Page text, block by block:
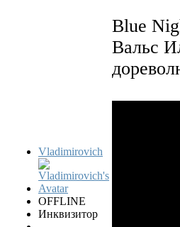
Vladimirovich
OFFLINE
Инквизитор
Blue
Вальс